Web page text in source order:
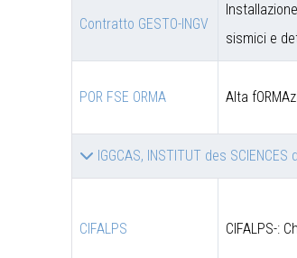
Contratto GESTO-INGV
sismici e
POR FSE ORMA Alta
IGGCAS, INSTITUT des SCIENCES
CIFALPS CIFALPS-: